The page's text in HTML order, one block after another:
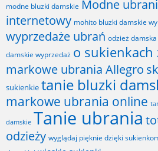
modne bluzki damskie Modne
internetowy mohito bluzki damskie
wyprzedaże ubrań odzież
damskie wyprzedaż o sukienkach
markowe ubrania Allegro
sukienkie tanie bluzki
markowe ubrania online
damskie Tanie ubrania
odzieży wyglądaj pięknie dzięki